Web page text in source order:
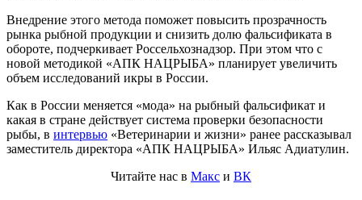
Внедрение этого метода поможет повысить прозрачность
рынка рыбной продукции и снизить долю фальсификата в
обороте, подчеркивает Россельхознадзор. При этом что с
новой методикой «АПК НАЦРЫБА» планирует увеличить
объем исследований икры в России.
Как в России меняется «мода» на рыбный фальсификат и
какая в стране действует система проверки безопасности
рыбы, в интервью «Ветеринарии и жизни» ранее рассказывал
заместитель директора «АПК НАЦРЫБА» Ильяс Адиатулин.
Читайте нас в Макс и ВК